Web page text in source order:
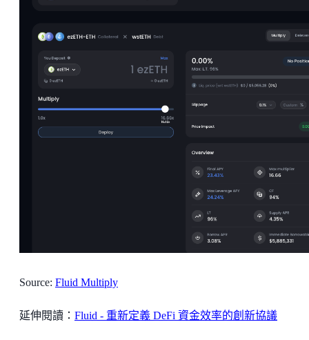
Source: Fluid Multiply
延伸閱讀： Fluid - 重新定義 DeFi 資金效率的創新協議